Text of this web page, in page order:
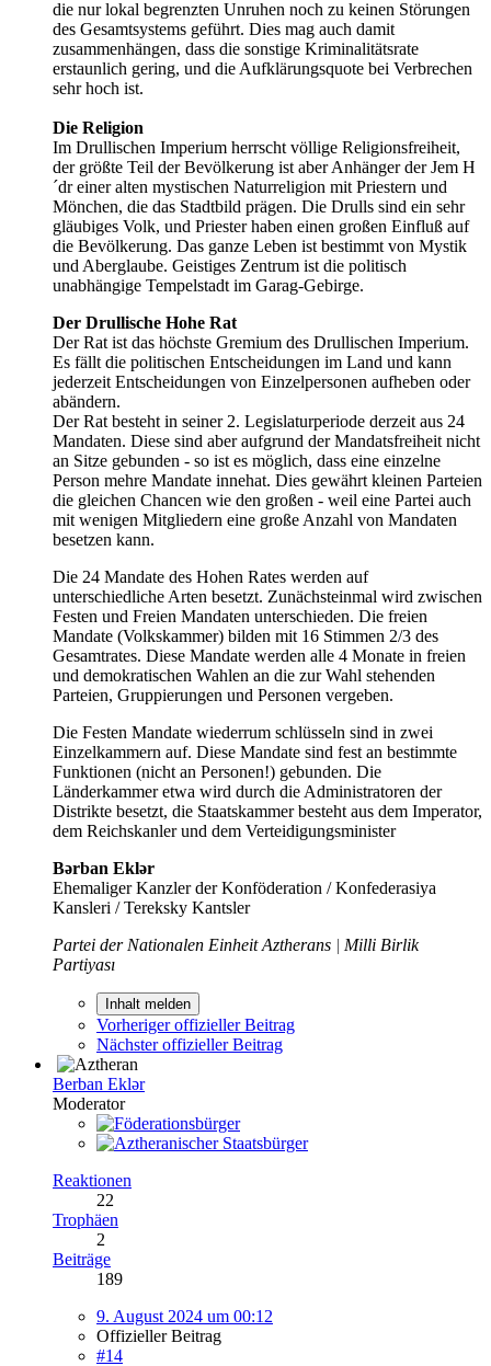
die nur lokal begrenzten Unruhen noch zu keinen Störungen
des Gesamtsystems geführt. Dies mag auch damit
zusammenhängen, dass die sonstige Kriminalitätsrate
erstaunlich gering, und die Aufklärungsquote bei Verbrechen
sehr hoch ist.
Die Religion
Im Drullischen Imperium herrscht völlige Religionsfreiheit,
der größte Teil der Bevölkerung ist aber Anhänger der Jem H
´dr einer alten mystischen Naturreligion mit Priestern und
Mönchen, die das Stadtbild prägen. Die Drulls sind ein sehr
gläubiges Volk, und Priester haben einen großen Einfluß auf
die Bevölkerung. Das ganze Leben ist bestimmt von Mystik
und Aberglaube. Geistiges Zentrum ist die politisch
unabhängige Tempelstadt im Garag-Gebirge.
Der Drullische Hohe Rat
Der Rat ist das höchste Gremium des Drullischen Imperium.
Es fällt die politischen Entscheidungen im Land und kann
jederzeit Entscheidungen von Einzelpersonen aufheben oder
abändern.
Der Rat besteht in seiner 2. Legislaturperiode derzeit aus 24
Mandaten. Diese sind aber aufgrund der Mandatsfreiheit nicht
an Sitze gebunden - so ist es möglich, dass eine einzelne
Person mehre Mandate innehat. Dies gewährt kleinen Parteien
die gleichen Chancen wie den großen - weil eine Partei auch
mit wenigen Mitgliedern eine große Anzahl von Mandaten
besetzen kann.
Die 24 Mandate des Hohen Rates werden auf
unterschiedliche Arten besetzt. Zunächsteinmal wird zwischen
Festen und Freien Mandaten unterschieden. Die freien
Mandate (Volkskammer) bilden mit 16 Stimmen 2/3 des
Gesamtrates. Diese Mandate werden alle 4 Monate in freien
und demokratischen Wahlen an die zur Wahl stehenden
Parteien, Gruppierungen und Personen vergeben.
Die Festen Mandate wiederrum schlüsseln sind in zwei
Einzelkammern auf. Diese Mandate sind fest an bestimmte
Funktionen (nicht an Personen!) gebunden. Die
Länderkammer etwa wird durch die Administratoren der
Distrikte besetzt, die Staatskammer besteht aus dem Imperator,
dem Reichskanler und dem Verteidigungsminister
Bərban Eklər
Ehemaliger Kanzler der Konföderation / Konfederasiya
Kansleri / Tereksky Kantsler
Partei der Nationalen Einheit Aztherans | Milli Birlik
Partiyası
Inhalt melden
Vorheriger offizieller Beitrag
Nächster offizieller Beitrag
Berban Eklər
Moderator
Reaktionen
22
Trophäen
2
Beiträge
189
9. August 2024 um 00:12
Offizieller Beitrag
#14